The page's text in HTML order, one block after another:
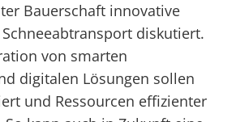
Bauerschaft innovative
diskutiert.
von smarten
digitalen Lösungen sollen
und Ressourcen effizienter